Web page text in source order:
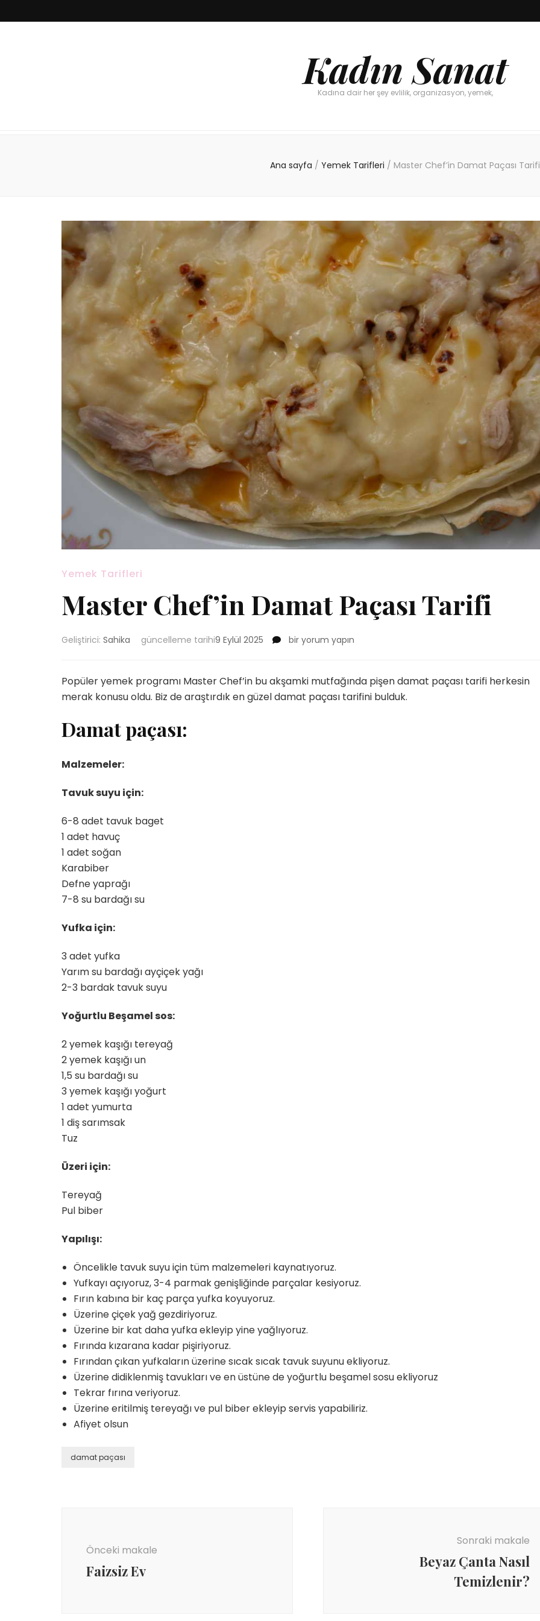
Kadın Sanat
Kadına dair her şey evlilik, organizasyon, yemek,
Ana sayfa / Yemek Tarifleri / Master Chef’in Damat Paçası Tarifi
Yemek Tarifleri
Master Chef’in Damat Paçası Tarifi
Geliştirici: Sahika güncelleme tarihi9 Eylül 2025
Master
Paçası
için
bir yorum yapın
Popüler yemek programı Master Chef’in bu akşamki mutfağında pişen damat paçası tarifi herkesin
merak konusu oldu. Biz de araştırdık en güzel damat paçası tarifini bulduk.
Damat paçası:
Malzemeler:
Tavuk suyu için:
6-8 adet tavuk baget
1 adet havuç
1 adet soğan
Karabiber
Defne yaprağı
7-8 su bardağı su
Yufka için:
3 adet yufka
Yarım su bardağı ayçiçek yağı
2-3 bardak tavuk suyu
Yoğurtlu Beşamel sos:
2 yemek kaşığı tereyağ
2 yemek kaşığı un
1,5 su bardağı su
3 yemek kaşığı yoğurt
1 adet yumurta
1 diş sarımsak
Tuz
Üzeri için:
Tereyağ
Pul biber
Yapılışı:
Öncelikle tavuk suyu için tüm malzemeleri kaynatıyoruz.
Yufkayı açıyoruz, 3-4 parmak genişliğinde parçalar kesiyoruz.
Fırın kabına bir kaç parça yufka koyuyoruz.
Üzerine çiçek yağ gezdiriyoruz.
Üzerine bir kat daha yufka ekleyip yine yağlıyoruz.
Fırında kızarana kadar pişiriyoruz.
Fırından çıkan yufkaların üzerine sıcak sıcak tavuk suyunu ekliyoruz.
Üzerine didiklenmiş tavukları ve en üstüne de yoğurtlu beşamel sosu ekliyoruz
Tekrar fırına veriyoruz.
Üzerine eritilmiş tereyağı ve pul biber ekleyip servis yapabiliriz.
Afiyet olsun
damat paçası
Önceki makale
Faizsiz Ev
Sonraki makale
Beyaz Çanta Nasıl
Temizlenir?